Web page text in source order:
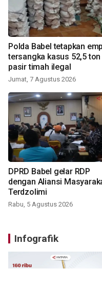
Polda Babel tetapkan
tersangka kasus 52,5 ton
pasir timah ilegal
Jumat, 7 Agustus 2026
DPRD Babel gelar RDP
dengan Aliansi
Terdzolimi
Rabu, 5 Agustus 2026
Infografik